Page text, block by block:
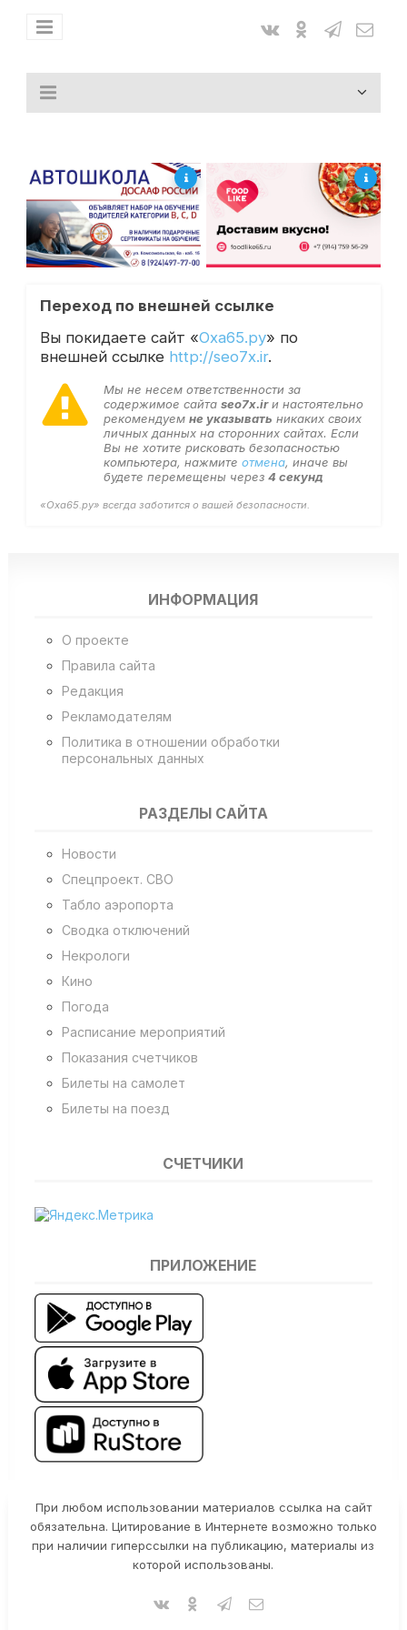
Переход по внешней ссылке
Вы покидаете сайт «Оха65.ру» по
внешней ссылке http://seo7x.ir.
Мы не несем ответственности за
содержимое сайта seo7x.irи настоятельно
рекомендуем не указывать никаких своих
личных данных на сторонних сайтах. Если
Вы не хотите рисковать безопасностью
компьютера, нажмите отмена, иначе вы
будете перемещены через 3секунд
«Оха65.ру» всегда заботится о вашей безопасности.
ИНФОРМАЦИЯ
О проекте
Правила сайта
Редакция
Рекламодателям
Политика в отношении обработки
персональных данных
РАЗДЕЛЫ САЙТА
Новости
Спецпроект. СВО
Табло аэропорта
Сводка отключений
Некрологи
Кино
Погода
Расписание мероприятий
Показания счетчиков
Билеты на самолет
Билеты на поезд
СЧЕТЧИКИ
ПРИЛОЖЕНИЕ
При любом использовании материалов ссылка на сайт
обязательна. Цитирование в Интернете возможно только
при наличии гиперссылки на публикацию, материалы из
которой использованы.